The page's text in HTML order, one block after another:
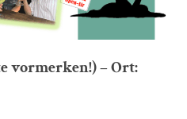
vormerken!) – Ort: